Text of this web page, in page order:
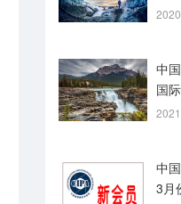
中
国
中
3月